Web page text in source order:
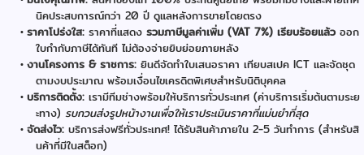
นิคประสบการณ์กว่า 20 ปี ดูแลหลังการขายโดยตรง
ราคาโปร่งใส:ราคาที่แสดง รวมภาษีมูลค่าเพิ่ม (VAT 7%) เรียบร้อยแล้วออก
ใบกำกับภาษีได้ทันที ไม่ต้องจ่ายยิบย่อยภายหลัง
งานโครงการ & ราชการ:ยินดีจัดทำใบเสนอราคา เทียบสเปค ICT และจัดชุด
ตามงบประมาณ พร้อมเงื่อนไขเครดิตพิเศษสำหรับนิติบุคคล
บริการติดตั้ง:เรามีทีมช่างพร้อมให้บริการทั่วประเทศ (ค่าบริการเริ่มต้นตามระย
ะทาง)รบกวนส่งรูปหน้างานเพื่อให้เราประเมินราคาที่แม่นยำที่สุด
จัดส่งไว:บริการส่งฟรีทั่วประเทศ! ได้รับสินค้าภายใน 2-5 วันทำการ (สำหรับสิ
นค้าที่มีในสต็อก)